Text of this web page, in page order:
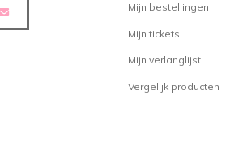
Mijn bestellingen
Mijn tickets
Mijn verlanglijst
Vergelijk producten